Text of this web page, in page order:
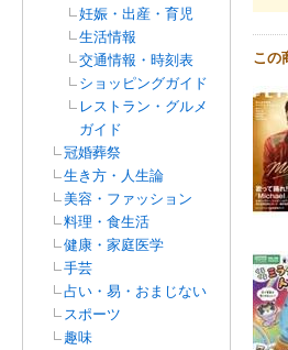
妊娠・出産・育児
生活情報
交通情報・時刻表
ショッピングガイド
レストラン・グルメ
ガイド
冠婚葬祭
生き方・人生論
美容・ファッション
料理・食生活
健康・家庭医学
手芸
占い・易・おまじない
スポーツ
趣味
この